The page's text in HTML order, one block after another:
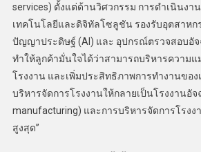
services) ตั้งแต่ด้านวิศวกรรม การดำเนินงา
เทคโนโลยีและดิจิทัลโซลูชัน รองรับอุตสาหก
ปัญญาประดิษฐ์ (AI) และ อุปกรณ์ตรวจสอบอัจ
ทำให้ลูกค้ามั่นใจได้ว่าสามารถบริหารความแ
โรงงาน และเพิ่มประสิทธิภาพการทำงานของ
บริหารจัดการโรงงานให้กลายเป็นโรงงานอั
manufacturing) และการบริหารจัดการโรง
สูงสุด”